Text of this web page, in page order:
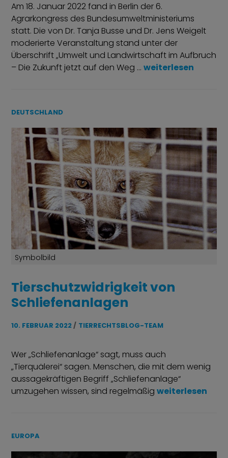
Am 18. Januar 2022 fand in Berlin der 6.
Agrarkongress des Bundesumweltministeriums
statt. Die von Dr. Tanja Busse und Dr. Jens Weigelt
moderierte Veranstaltung stand unter der
Überschrift „Umwelt und Landwirtschaft im Aufbruch
– Die Zukunft jetzt auf den Weg …Bericht und Fazit
weiterlesen
DEUTSCHLAND
Symbolbild
Tierschutzwidrigkeit von
Schliefenanlagen
10. FEBRUAR 2022 TIERRECHTSBLOG-TEAM
Wer „Schliefenanlage“ sagt, muss auch
„Tierquälerei“ sagen. Menschen, die mit dem wenig
aussagekräftigen Begriff „Schliefenanlage“
umzugehen wissen, sind regelmäßigweiterlesen
EUROPA